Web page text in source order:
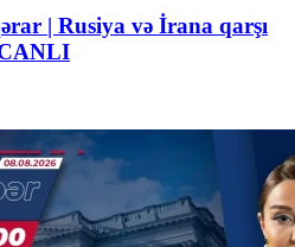
| Rusiya və İrana qarşı